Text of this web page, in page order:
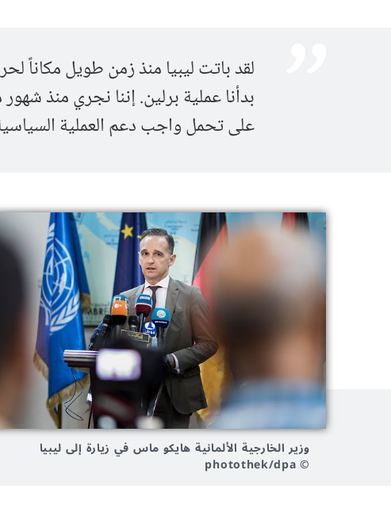
لقد باتت ليبيا منذ زمن طويل مكاناً
بدأنا عملية برلين. إننا نجري منذ
على تحمل واجب دعم العملية
وزير الخارجية الألمانية هايكو ماس في زيارة إلى ليبيا
© photothek/dpa